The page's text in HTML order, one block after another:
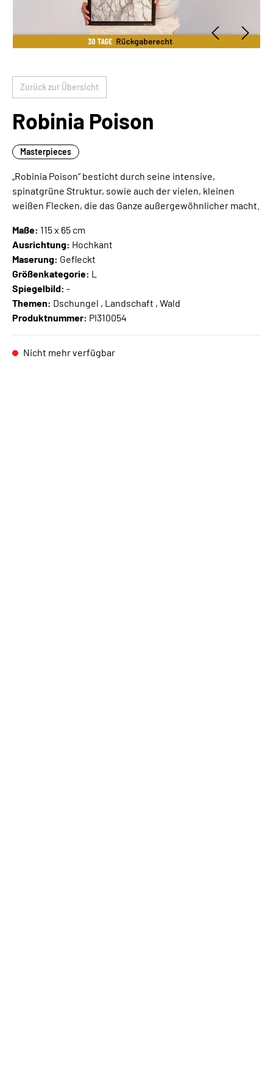
Zurück zur Übersicht
Robinia Poison
Masterpieces
„Robinia Poison“ besticht durch seine intensive,
spinatgrüne Struktur, sowie auch der vielen, kleinen
weißen Flecken, die das Ganze außergewöhnlicher macht.
Maße: 115 x 65 cm
Ausrichtung: Hochkant
Maserung: Gefleckt
Größenkategorie: L
Spiegelbild: -
Themen: Dschungel , Landschaft , Wald
Produktnummer: PI310054
Nicht mehr verfügbar